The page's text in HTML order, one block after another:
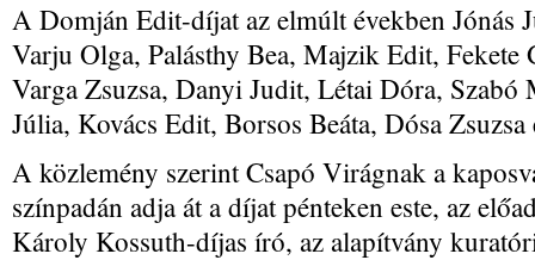
A Domján Edit-díjat az elmúlt években Jónás
Varju Olga, Palásthy Bea, Majzik Edit,
Varga Zsuzsa, Danyi Judit, Létai Dóra,
Júlia, Kovács Edit, Borsos Beáta, Dósa
A közlemény szerint Csapó Virágnak a
színpadán adja át a díjat pénteken este, az
Károly Kossuth-díjas író, az alapítvány